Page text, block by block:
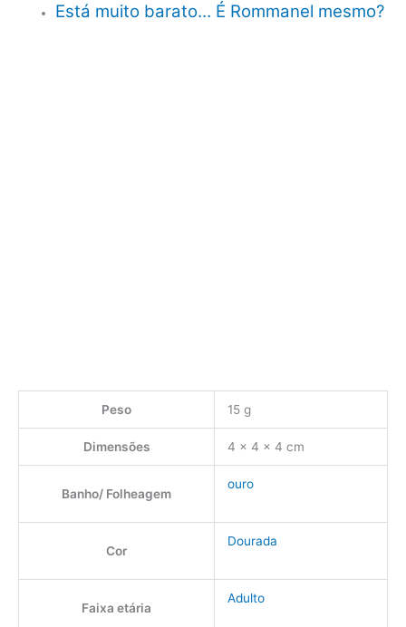
Está muito barato… É Rommanel mesmo?
Peso 15 g
Dimensões 4 × 4 × 4 cm
Banho/ Folheagem
ouro
Cor
Dourada
Faixa etária
Adulto